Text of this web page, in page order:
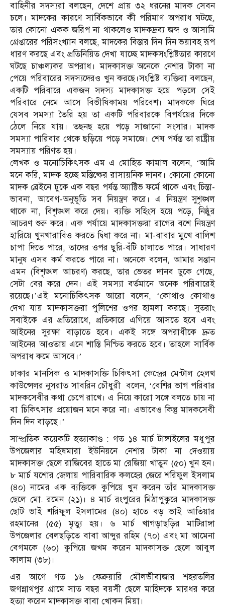
বাহিনীর সদস্যরা বলছেন, দেশে প্রায় ৩২ ধরনের মাদক সেবন
চলে। মাদকের কারণে সার্বিকভাবে কী পরিমাণ অপরাধ ঘটছে,
তার কোনো একক জরিপ না থাকলেও মাদকদ্রব্য জব্দ ও আসামি
গ্রেপ্তারের পরিসংখ্যান বলছে, মাদকের বিস্তার দিন দিন ভয়াবহ রূপ
ধারণ করছে এবং প্রতিনিয়িত দেখা যাচ্ছে মাদকসংশ্লিষ্টতার কারণে
ঘটছে চাঞ্চল্যকর অপরাধ। মাদকাসক্ত অনেকে নেশার টাকা না
পেয়ে পরিবারের সদস্যদেরও খুন করছে।সংশ্লিষ্ট ব্যক্তিরা বলছেন,
একটি পরিবারে একজন সদস্য মাদকাসক্ত হয়ে পড়লে সেই
পরিবারে নেমে আসে বিভীষিকাময় পরিবেশ। মাদককে ঘিরে
যেসব সমস্যা তৈরি হয় তা একটি পরিবারকে বিপর্যয়ের দিকে
ঠেলে নিয়ে যায়। তছনছ হয়ে পড়ে সাজানো সংসার। মাদক
সমস্যা পারিবার থেকে ছড়িয়ে পড়ে সমাজে। শেষ পর্যন্ত তা রাষ্ট্রীয়
সমস্যায় পরিণত হয়।
লেখক ও মনোচিকিৎসক এম এ মোহিত কামাল বলেন, ‘আমি
মনে করি, মাদক হচ্ছে মস্তিষ্কের রাসায়নিক দানব। কোনো কোনো
মাদক ব্রেইনে ঢুকে এক বছর পর্যন্ত অ্যাক্টিভ ফর্মে থাকে এবং চিন্তা-
ভাবনা, আবেগ-অনুভূতি সব নিয়ন্ত্রণ করে। এ নিয়ন্ত্রণ সুশৃঙ্খল
থাকে না, বিশৃঙ্খল করে দেয়। ব্যক্তি সহিংস হয়ে পড়ে, নিষ্ঠুর
আচরণ শুরু করে। এক পর্যায়ে মাদকাসক্তরা রাগের বশে নিয়ন্ত্রণ
হারিয়ে খুনখারাবিও করতে দ্বিধা করে না। মা-বাবার মুখে বালিশ
চাপা দিতে পারে, তাদের ওপর ছুরি-বঁটি চালাতে পারে। সাধারণ
মানুষ এসব কর্ম করতে পারে না। অনেকে বলেন, আমার সন্তান
এমন (বিশৃঙ্খল আচরণ) করছে, তার ভেতর দানব ঢুকে গেছে,
সেটা বের করে দেন। এই সমস্যা বর্তমানে অনেক পরিবারেই
রয়েছে।’এই মনোচিকিৎসক আরো বলেন, ‘কোথাও কোথাও
দেখা যায় মাদকাসক্তরা পুলিশের ওপর হামলা করছে। সুতরাং
সবাইকে এর প্রতিরোধে, প্রতিকারে এগিয়ে আসতে হবে এবং
আইনের সুরক্ষা বাড়াতে হবে। একই সঙ্গে অপরাধীকে দ্রুত
আইনের আওতায় এনে শাস্তি নিশ্চিত করতে হবে। তাহলে সার্বিক
অপরাধ কমে আসবে।’
ঢাকার মানসিক ও মাদকাসক্তি চিকিৎসা কেন্দ্রের মেন্টাল হেলথ
কাউন্সেলর নুসরাত সাবরিন চৌধুরী বলেন, ‘বেশির ভাগ পরিবার
মাদকসেবীর কথা চেপে রাখে। এ নিয়ে কারো সঙ্গে বলতে চায় না
বা চিকিৎসার প্রয়োজন মনে করে না। এভাবেও কিন্তু মাদকসেবী
দিন দিন বাড়ছে।’
সাম্প্রতিক কয়েকটি হত্যাকাণ্ড : গত ১৪ মার্চ টাঙ্গাইলের মধুপুর
উপজেলার মহিষমারা ইউনিয়নে নেশার টাকা না দেওয়ায়
মাদকাসক্ত ছেলে রাজিবের হাতে মা রেজিয়া খাতুন (৫০) খুন হন।
৮ মার্চ যশোর জেলায় পারিবারিক কলহের জেরে শরিফুল ইসলাম
(৪০) নামের এক ব্যক্তিকে কুপিয়ে খুন করেন তাঁর মাদকাসক্ত
ছেলে মো. রমেন (২১)। ৪ মার্চ রংপুরের মিঠাপুকুরে মাদকাসক্ত
ছোট ভাই শরিফুল ইসলামের (৪০) হাতে বড় ভাই আতিয়ার
রহমানের (৫৫) মৃত্যু হয়। ৬ মার্চ খাগড়াছড়ির মাটিরাঙ্গা
উপজেলার বেলছড়িতে বাবা আব্দুর রহিম (৭০) এবং মা আমেনা
বেগমকে (৬০) কুপিয়ে জখম করেন মাদকাসক্ত ছেলে আবুল
কালাম (৩৮)।
এর আগে গত ১৬ ফেব্রুয়ারি মৌলভীবাজার শহরতলির
জগন্নাথপুর গ্রামে সাত বছর বয়সী ছেলে মাহিদকে মারধর করে
হত্যা করেন মাদকাসক্ত বাবা খোকন মিয়া।